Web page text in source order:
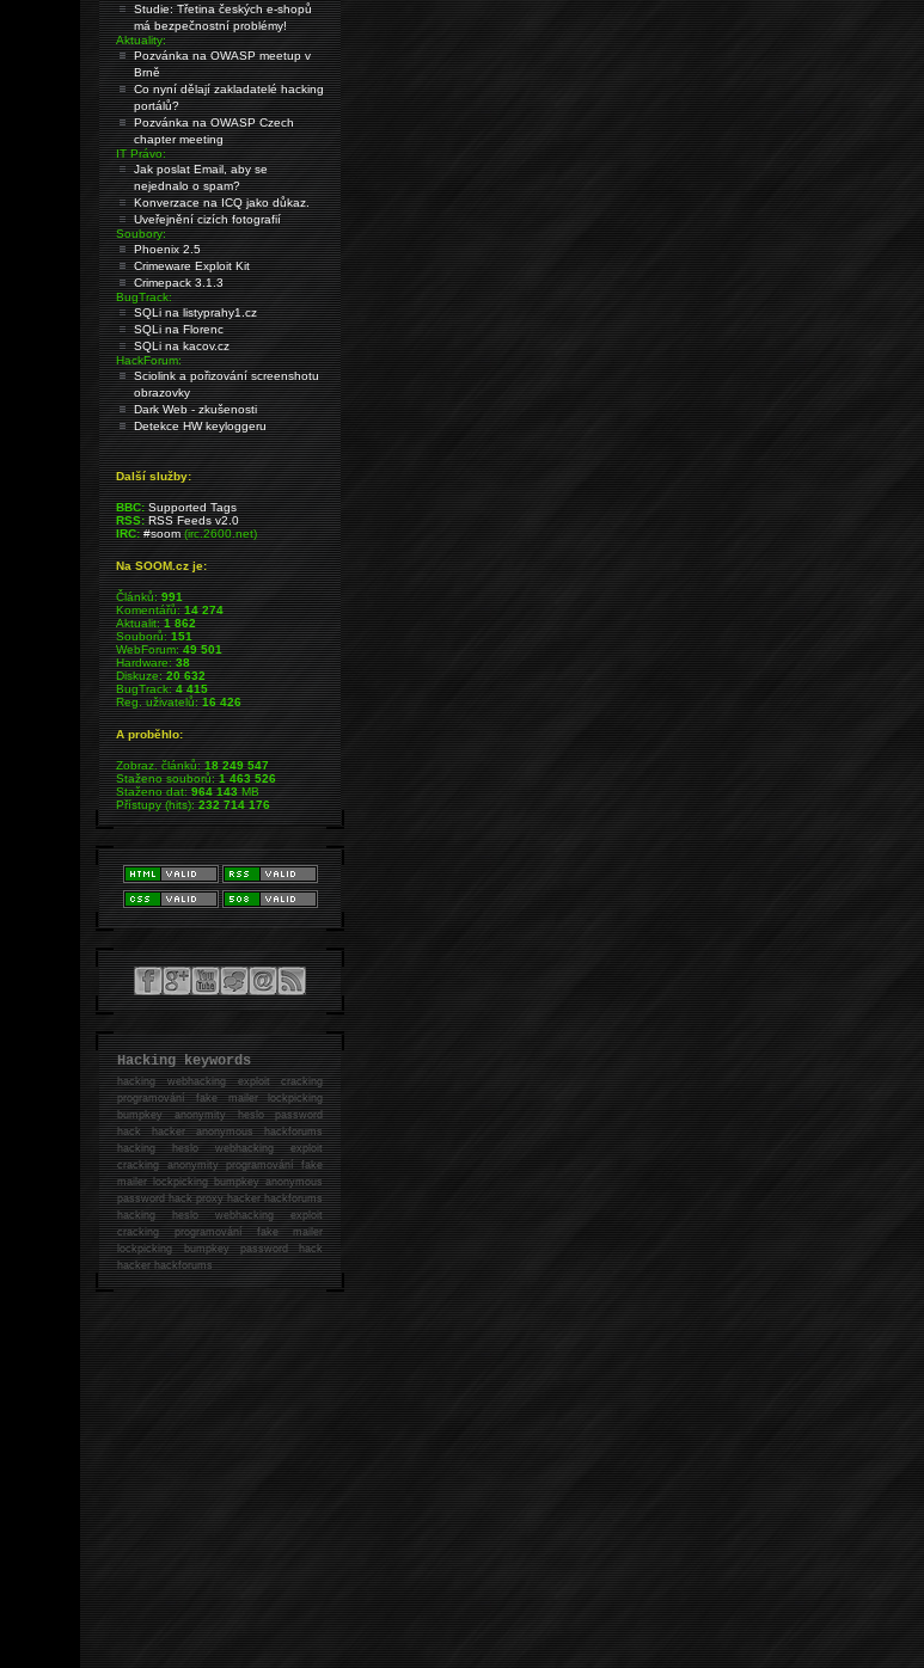
Studie: Třetina českých e-shopů
má bezpečnostní problémy!
Aktuality:
Pozvánka na OWASP meetup v
Brně
Co nyní dělají zakladatelé hacking
portálů?
Pozvánka na OWASP Czech
chapter meeting
IT Právo:
Jak poslat Email, aby se
nejednalo o spam?
Konverzace na ICQ jako důkaz.
Uveřejnění cizích fotografií
Soubory:
Phoenix 2.5
Crimeware Exploit Kit
Crimepack 3.1.3
BugTrack:
SQLi na listyprahy1.cz
SQLi na Florenc
SQLi na kacov.cz
HackForum:
Sciolink a pořizování screenshotu
obrazovky
Dark Web - zkušenosti
Detekce HW keyloggeru
Další služby:
BBC: Supported Tags
RSS: RSS Feeds v2.0
IRC: #soom(irc.2600.net)
Na SOOM.cz je:
Článků:991
Komentářů:14 274
Aktualit:1 862
Souborů:151
WebForum:49 501
Hardware:38
Diskuze:20 632
BugTrack:4 415
Reg. uživatelů:16 426
A proběhlo:
Zobraz. článků:18 249 547
Staženo souborů:1 463 526
Staženo dat:964 143MB
Přístupy (hits):232 714 176
Hacking keywords
hackingwebhacking exploit cracking
programování fake mailer lockpicking
bumpkey anonymity heslo password
hackhacker anonymous hackforums
hackingheslo webhacking exploit
cracking anonymity programování fake
mailer lockpicking bumpkey anonymous
password hack proxy hacker hackforums
hacking heslo webhacking exploit
cracking programování fake mailer
lockpicking bumpkey password hack
hackerhackforums